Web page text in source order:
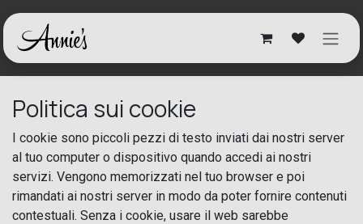
Passa al contenuto
Politica sui cookie
I cookie sono piccoli pezzi di testo inviati dai nostri server
al tuo computer o dispositivo quando accedi ai nostri
servizi. Vengono memorizzati nel tuo browser e poi
rimandati ai nostri server in modo da poter fornire contenuti
contestuali. Senza i cookie, usare il web sarebbe